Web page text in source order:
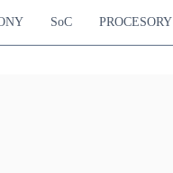
SoC PROCESORY